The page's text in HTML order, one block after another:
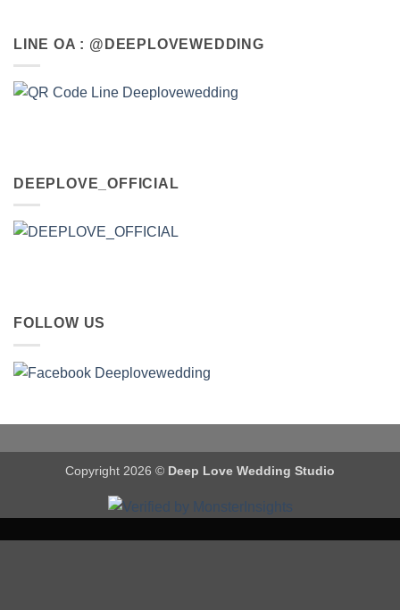
LINE OA : @DEEPLOVEWEDDING
DEEPLOVE_OFFICIAL
FOLLOW US
Copyright 2026 © Deep Love Wedding Studio